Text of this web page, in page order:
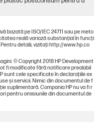
bazată pe ISO/IEC 24711 sau pe meto
reală variază substanţial în funcţi
detalii, vizitaţi http://www.hp.co
© Copyright 2018 HP Development
fi modificate fără notificare prealabil
sunt cele specificate în declaraţiile ex
şi servicii. Nimic din documentul de f
suplimentară. Compania HP nu va fi r
pentru omisiunile din documentul de